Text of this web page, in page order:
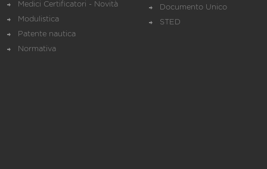
Medici Certificatori - Novità
Modulistica
Patente nautica
Normativa
Documento Unico
STED